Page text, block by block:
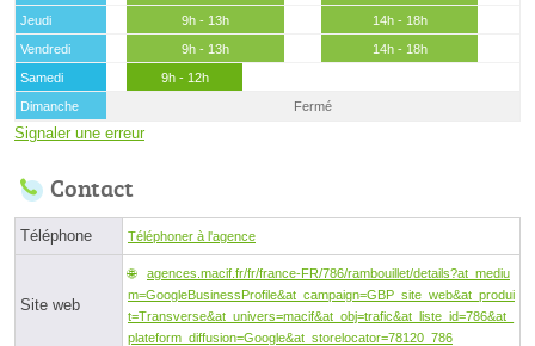
Jeudi
9h - 13h
14h - 18h
Vendredi
9h - 13h
14h - 18h
Samedi
9h - 12h
Dimanche
Fermé
Signaler une erreur
Contact
Téléphone Téléphoner à l'agence
Site web
agences.macif.fr/fr/france-FR/786/rambouillet/details?at_mediu
m=GoogleBusinessProfile&at_campaign=GBP_site_web&at_produi
t=Transverse&at_univers=macif&at_obj=trafic&at_liste_id=786&at_
plateform_diffusion=Google&at_storelocator=78120_786